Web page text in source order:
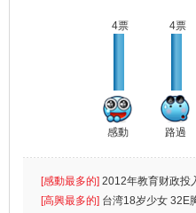
4票
感動
4票
路過
[感動最多的] 2012年教育财政投
出首位
[高興最多的] 台湾18岁少女 32E